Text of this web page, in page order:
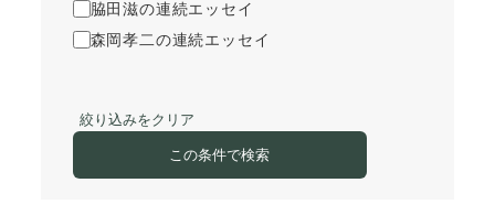
脇田滋の連続エッセイ
森岡孝二の連続エッセイ
絞り込みをクリア
この条件で検索